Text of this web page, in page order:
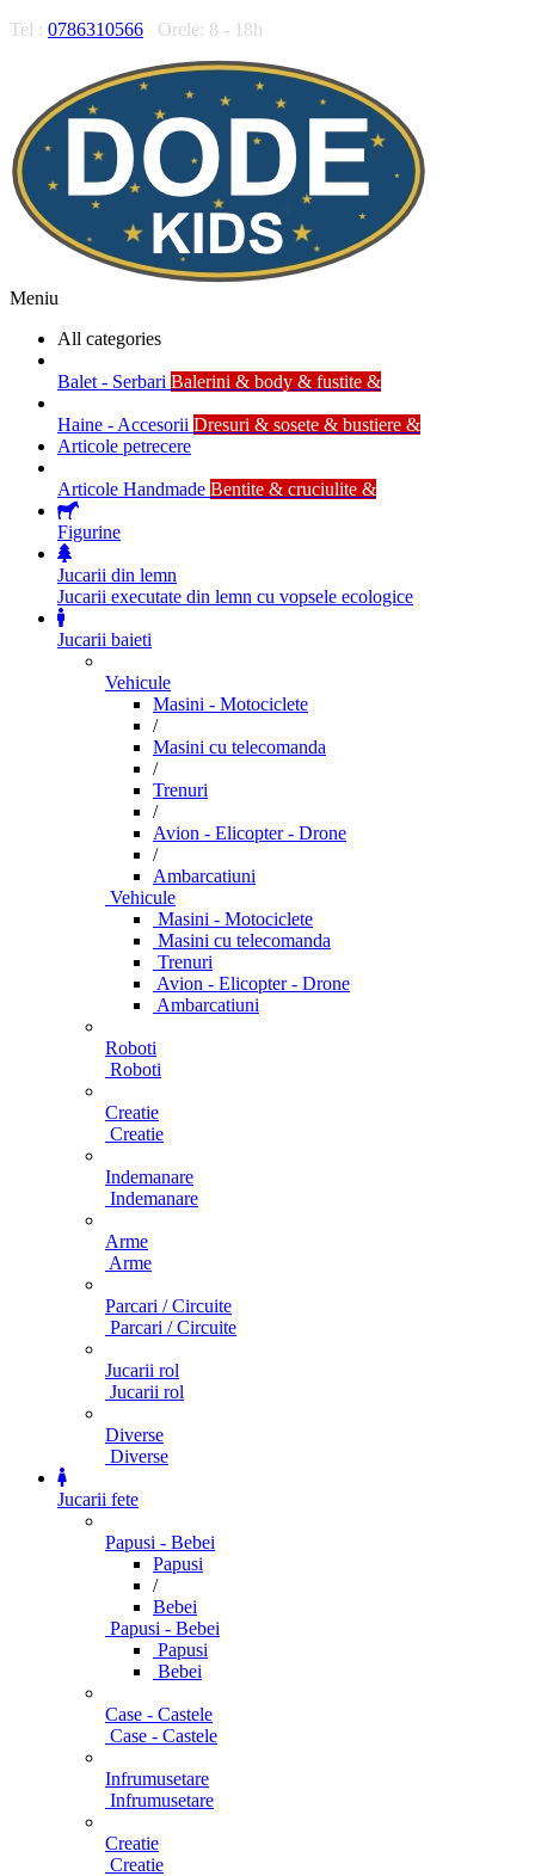
Tel : 0786310566 Orele: 8 - 18h
Meniu
All categories
Balet - Serbari Balerini & body & fustite &
Haine - Accesorii Dresuri & sosete & bustiere &
Articole petrecere
Articole Handmade Bentite & cruciulite &
Figurine
Jucarii din lemn
Jucarii executate din lemn cu vopsele ecologice
Jucarii baieti
Vehicule
Masini - Motociclete
/
Masini cu telecomanda
/
Trenuri
/
Avion - Elicopter - Drone
/
Ambarcatiuni
Vehicule
Masini - Motociclete
Masini cu telecomanda
Trenuri
Avion - Elicopter - Drone
Ambarcatiuni
Roboti
Roboti
Creatie
Creatie
Indemanare
Indemanare
Arme
Arme
Parcari / Circuite
Parcari / Circuite
Jucarii rol
Jucarii rol
Diverse
Diverse
Jucarii fete
Papusi - Bebei
Papusi
/
Bebei
Papusi - Bebei
Papusi
Bebei
Case - Castele
Case - Castele
Infrumusetare
Infrumusetare
Creatie
Creatie